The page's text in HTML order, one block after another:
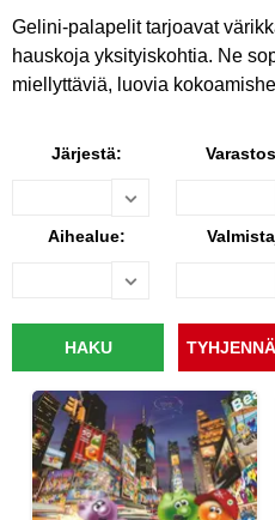
Gelini-palapelit tarjoavat
hauskoja yksityiskohtia. Ne
miellyttäviä, luovia
Järjestä:
Aihealue: